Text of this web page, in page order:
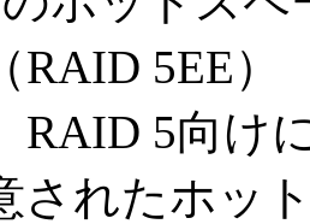
RAID 5EE）
RAID 5向け
されたホッ